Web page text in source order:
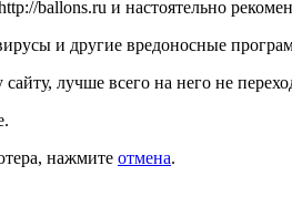
ballons.ru и настоятельно
и другие вредоносные
лучше всего на него не
нажмите отмена.